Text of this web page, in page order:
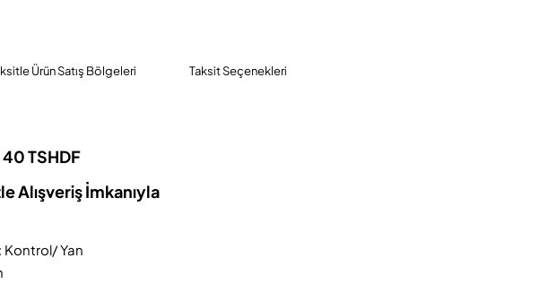
Ürün Satış Bölgeleri Taksit Seçenekleri
40 TSHDF
Alışveriş İmkanıyla
Kontrol/ Yan